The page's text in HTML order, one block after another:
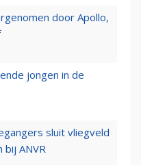
door Apollo,
jongen in de
sluit vliegveld
bij ANVR